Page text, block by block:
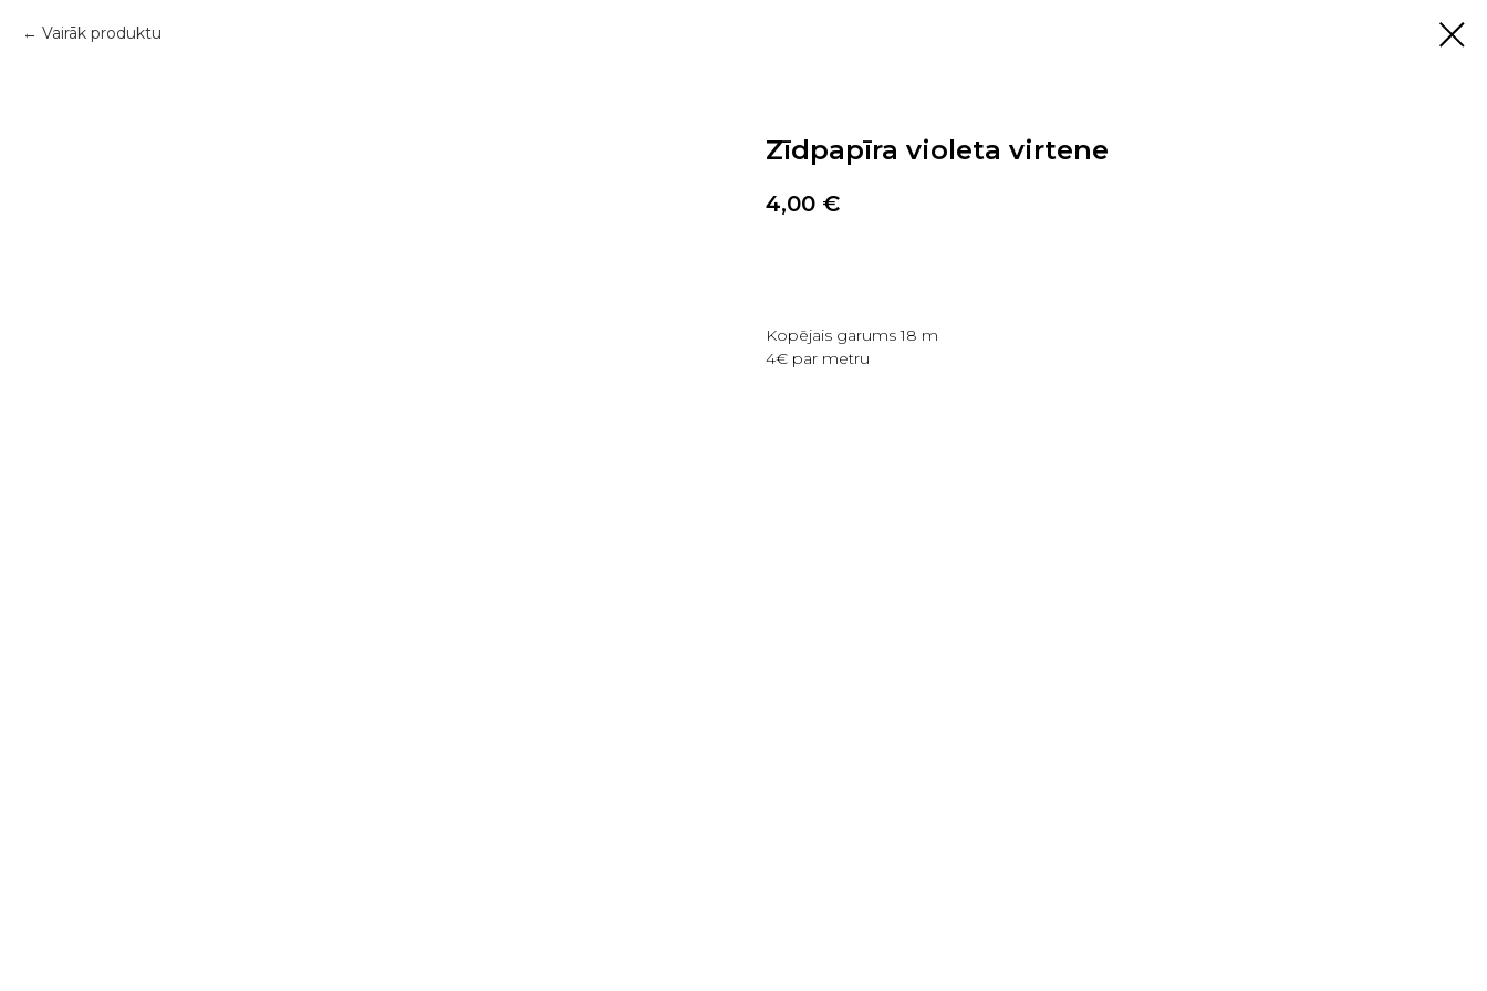
Vairāk produktu
Zīdpapīra violeta virtene
4,00 €
Kopējais garums 18 m
4€ par metru